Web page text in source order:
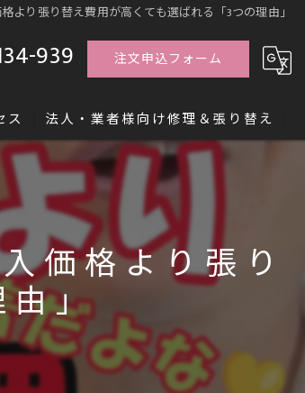
より張り替え費用が高くても選ばれる「3つの理由」
939 注文申込フォーム
立塾」
ス 法人・業者様向け修理＆張り替え
価格より張り
由」